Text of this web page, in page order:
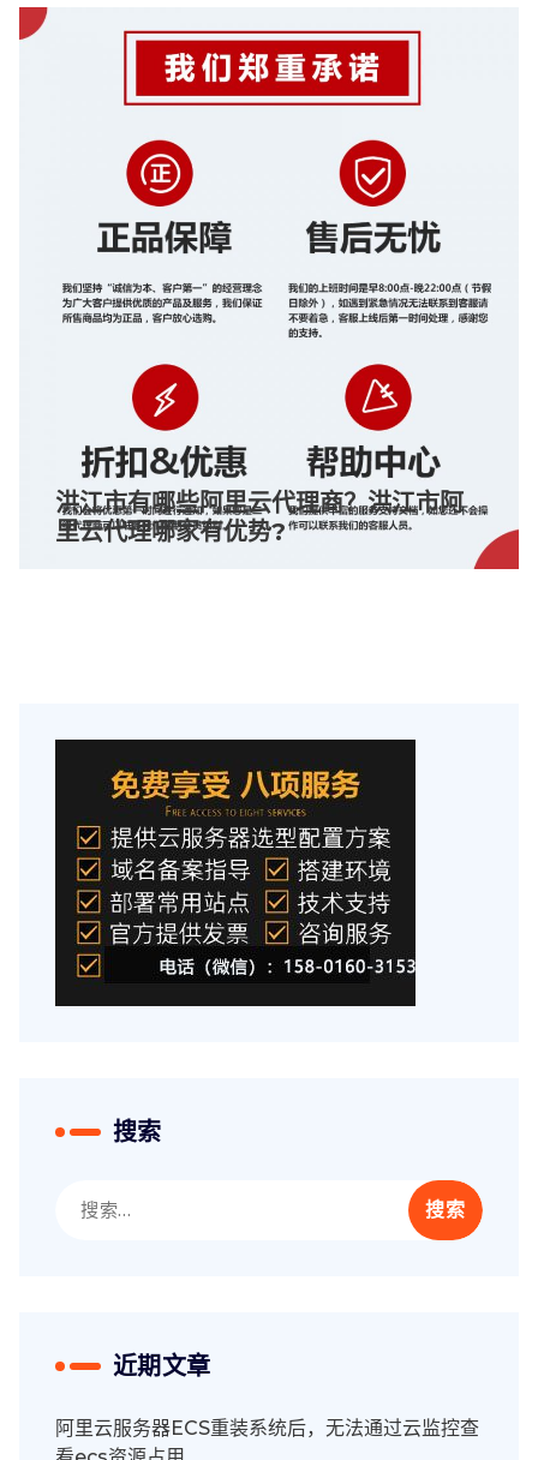
洪江市有哪些阿里云代理商？洪江市阿
里云代理哪家有优势?
搜索
索：
近期文章
阿里云服务器ECS重装系统后，无法通过云监控查